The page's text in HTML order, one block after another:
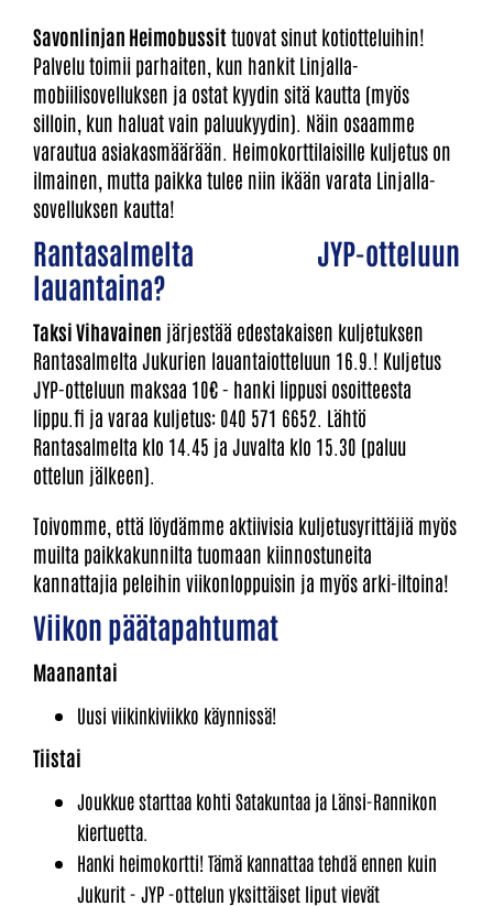
Savonlinjan Heimobussit tuovat sinut kotiotteluihin!
Palvelu toimii parhaiten, kun hankit Linjalla-
mobiilisovelluksen ja ostat kyydin sitä kautta (myös
silloin, kun haluat vain paluukyydin). Näin osaamme
varautua asiakasmäärään. Heimokorttilaisille kuljetus on
ilmainen, mutta paikka tulee niin ikään varata Linjalla-
sovelluksen kautta!
Rantasalmelta JYP-otteluun
lauantaina?
Taksi Vihavainen järjestää edestakaisen kuljetuksen
Rantasalmelta Jukurien lauantaiotteluun 16.9.! Kuljetus
JYP-otteluun maksaa 10€ - hanki lippusi osoitteesta
lippu.fi ja varaa kuljetus: 040 571 6652. Lähtö
Rantasalmelta klo 14.45 ja Juvalta klo 15.30 (paluu
ottelun jälkeen).
Toivomme, että löydämme aktiivisia kuljetusyrittäjiä myös
muilta paikkakunnilta tuomaan kiinnostuneita
kannattajia peleihin viikonloppuisin ja myös arki-iltoina!​
Viikon päätapahtumat
Maanantai
Uusi viikinkiviikko käynnissä!
Tiistai
Joukkue starttaa kohti Satakuntaa ja Länsi-Rannikon
kiertuetta.
Hanki heimokortti! Tämä kannattaa tehdä ennen kuin
Jukurit - JYP -ottelun yksittäiset liput vievät